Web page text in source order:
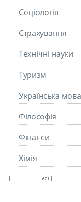
Соціологія
Страхування
Технічні науки
Туризм
Українська мова
Філософія
Фінанси
Хімія